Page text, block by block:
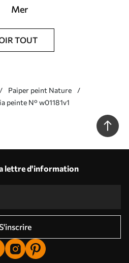
Mer
TOUT
Paiper peint Nature
peinte N° w01181v1
lettre d'information